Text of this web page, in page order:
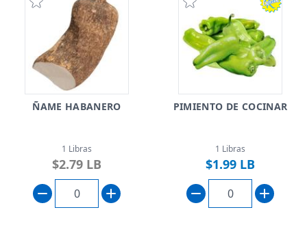
ÑAME HABANERO
1 Libras
$2.79 LB
PIMIENTO DE COCINAR
1 Libras
$1.99 LB